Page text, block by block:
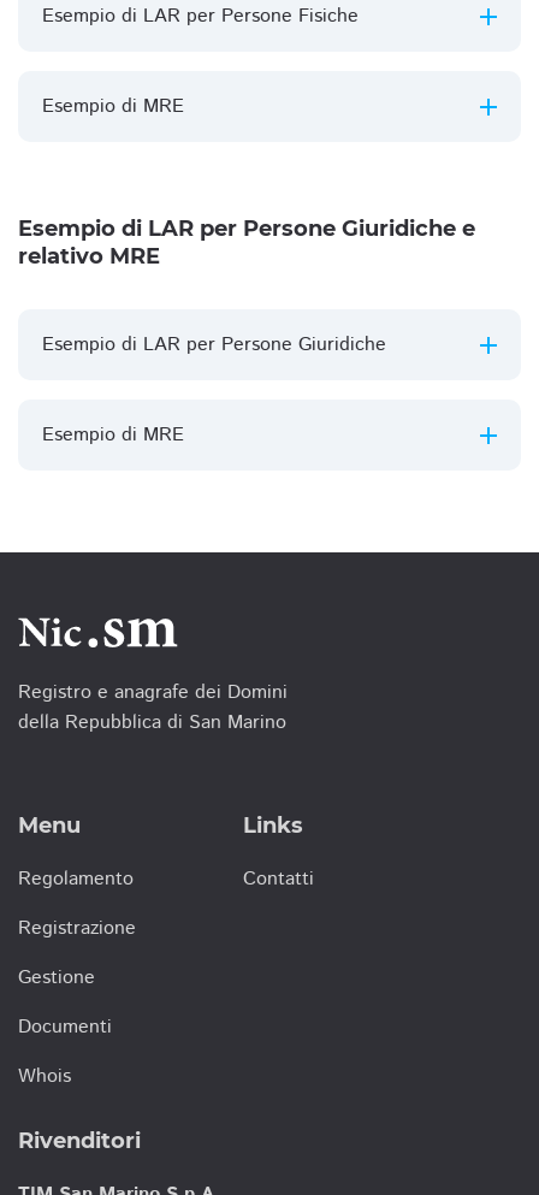
Esempio di LAR per Persone Fisiche
Esempio di MRE
Esempio di LAR per Persone Giuridiche e
relativo MRE
Esempio di LAR per Persone Giuridiche
Esempio di MRE
Registro e anagrafe dei Domini
della Repubblica di San Marino
Menu
Regolamento
Registrazione
Gestione
Documenti
Whois
Links
Contatti
Rivenditori